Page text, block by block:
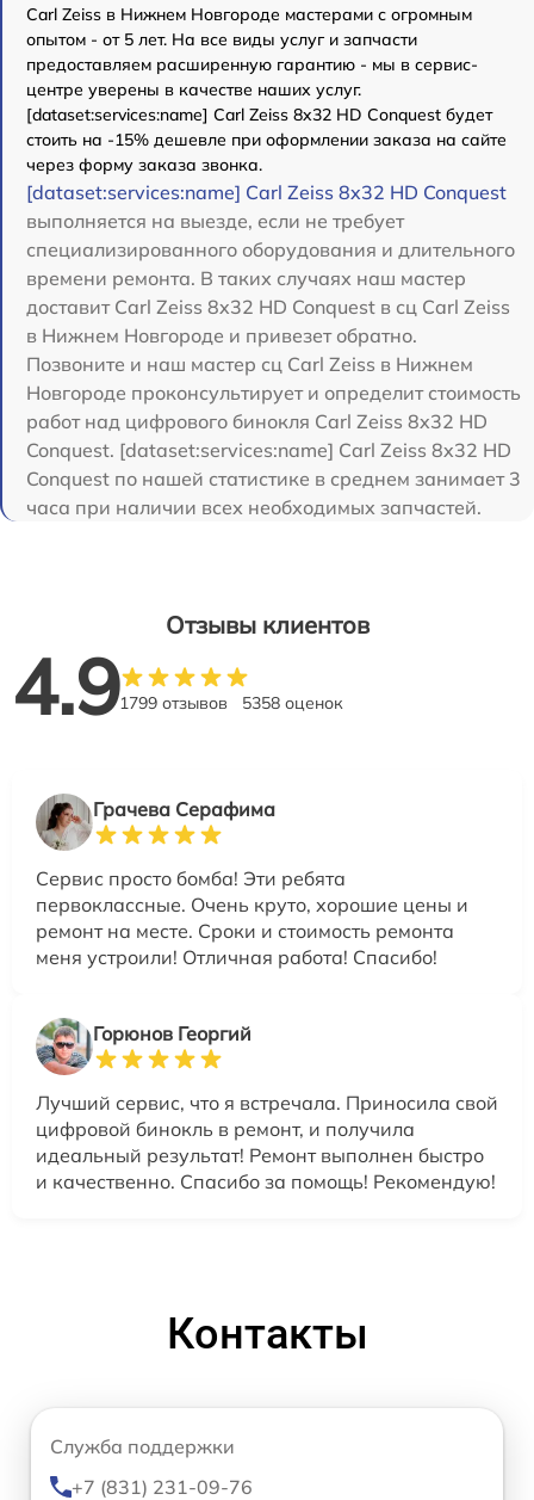
Carl Zeiss в Нижнем Новгороде мастерами с огромным
опытом - от 5 лет. На все виды услуг и запчасти
предоставляем расширенную гарантию - мы в сервис-
центре уверены в качестве наших услуг.
[dataset:services:name] Carl Zeiss 8x32 HD Conquest будет
стоить на -15% дешевле при оформлении заказа на сайте
через форму заказа звонка.
[dataset:services:name] Carl Zeiss 8x32 HD Conquest
выполняется на выезде, если не требует
специализированного оборудования и длительного
времени ремонта. В таких случаях наш мастер
доставит Carl Zeiss 8x32 HD Conquest в сц Carl Zeiss
в Нижнем Новгороде и привезет обратно.
Позвоните и наш мастер сц Carl Zeiss в Нижнем
Новгороде проконсультирует и определит стоимость
работ над цифрового бинокля Carl Zeiss 8x32 HD
Conquest. [dataset:services:name] Carl Zeiss 8x32 HD
Conquest по нашей статистике в среднем занимает 3
часа при наличии всех необходимых запчастей.
Отзывы клиентов
4.91799 отзывов 5358 оценок
Грачева Серафима
Сервис просто бомба! Эти ребята
первоклассные. Очень круто, хорошие цены и
ремонт на месте. Сроки и стоимость ремонта
меня устроили! Отличная работа! Спасибо!
Горюнов Георгий
Лучший сервис, что я встречала. Приносила свой
цифровой бинокль в ремонт, и получила
идеальный результат! Ремонт выполнен быстро
и качественно. Спасибо за помощь! Рекомендую!
Контакты
Служба поддержки
+7 (831) 231-09-76